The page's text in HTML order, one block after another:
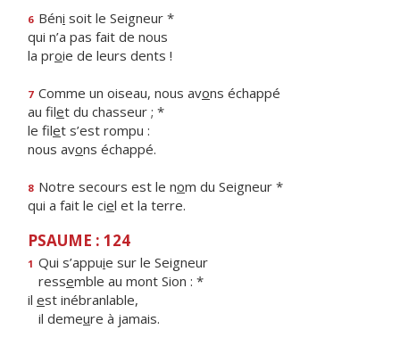
6 Béni soit le Seigneur *
qui n’a pas fait de nous
la proie de leurs dents !
7 Comme un oiseau, nous avons échappé
au filet du chasseur ; *
le filet s’est rompu :
nous avons échappé.
8 Notre secours est le nom du Seigneur *
qui a fait le ciel et la terre.
PSAUME : 124
1 Qui s’appuie sur le Seigneur
ressemble au mont Sion : *
il est inébranlable,
il demeure à jamais.